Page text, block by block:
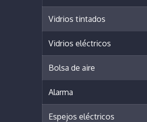
Vidrios tintados
Vidrios eléctricos
Bolsa de aire
Alarma
Espejos eléctricos